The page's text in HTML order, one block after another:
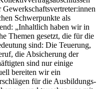
Schwerpunkte als
„Inhaltlich haben wir in
Themen gesetzt, die für die
sind: Die Teuerung,
die Absicherung der
sind nur einige
bereiten wir ein
für die Ausbildungs-